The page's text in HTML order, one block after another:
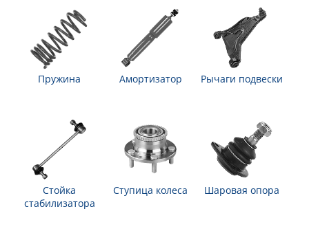
Пружина Амортизатор Рычаги подвески
Стойка
стабилизатора
Ступица колеса Шаровая опора